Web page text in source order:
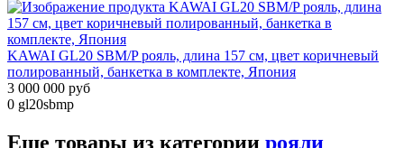
KAWAI GL20 SBM/P рояль, длина 157 см, цвет коричневый
полированный, банкетка в комплекте, Япония
3 000 000 руб
0 gl20sbmp
Еще товары из категории рояли